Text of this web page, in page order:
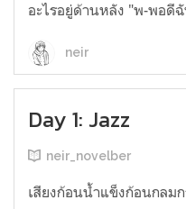
อะไรอยู่ด้านหลัง "พ-พอดี
neir
Day 1: Jazz
neir_novelber
เสียงก้อนน้ำแข็งก้อนกลม